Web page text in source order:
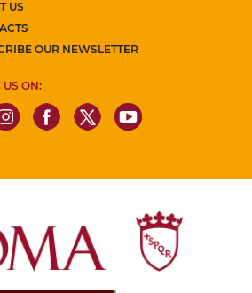
US
OUR NEWSLETTER
US ON: